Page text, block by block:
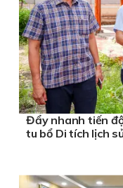
Đẩy nhanh tiến
tu bổ Di tích